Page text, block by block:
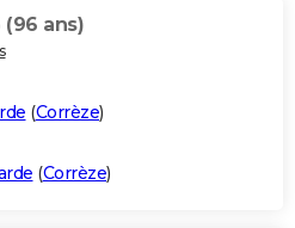
(96 ans)
(Corrèze)
(Corrèze)